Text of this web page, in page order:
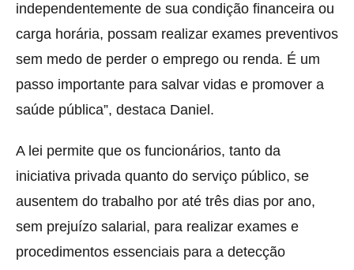
independentemente de sua condição financeira ou
carga horária, possam realizar exames preventivos
sem medo de perder o emprego ou renda. É um
passo importante para salvar vidas e promover a
saúde pública”, destaca Daniel.
A lei permite que os funcionários, tanto da
iniciativa privada quanto do serviço público, se
ausentem do trabalho por até três dias por ano,
sem prejuízo salarial, para realizar exames e
procedimentos essenciais para a detecção